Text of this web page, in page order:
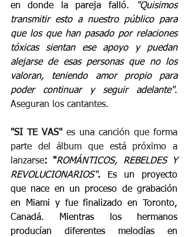
en donde la pareja falló. "Quisimos
transmitir esto a nuestro público para
que los que han pasado por relaciones
tóxicas sientan ese apoyo y puedan
alejarse de esas personas que no los
valoran, teniendo amor propio para
poder continuar y seguir adelante"
Aseguran los cantantes.
"SI TE VAS" es una canción que forma
parte del álbum que está próximo a
lanzarse: "ROMÁNTICOS, REBELDES Y
REVOLUCIONARIOS".
Es un proyecto
que nace en un proceso de grabación
en Miami y fue finalizado en Toronto,
Canadá. Mientras los hermanos
producían diferentes melodías en